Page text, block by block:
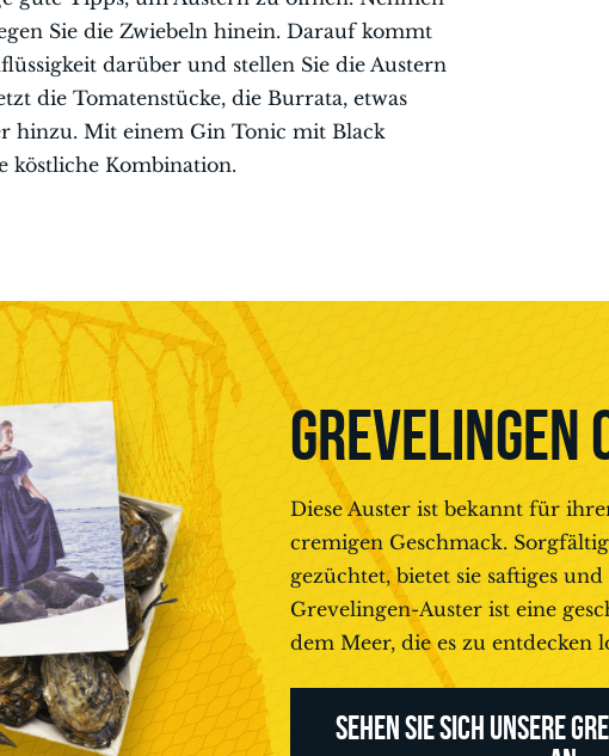
Sie die Zwiebeln hinein. Darauf kommt
darüber und stellen Sie die Austern
die Tomatenstücke, die Burrata, etwas
hinzu. Mit einem Gin Tonic mit Black
köstliche Kombination.
GREVELINGEN
Diese Auster ist bekannt für
cremigen Geschmack.
gezüchtet, bietet sie saftiges
Grevelingen-Auster ist eine
dem Meer, die es zu entdecken
SEHEN SIE SICH UNSERE